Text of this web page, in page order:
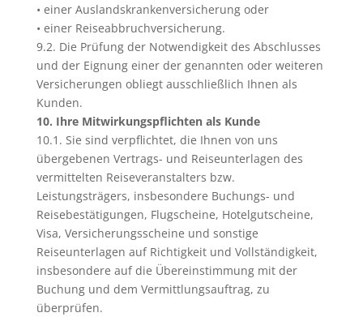
• einer Auslandskrankenversicherung oder
• einer Reiseabbruchversicherung.
9.2. Die Prüfung der Notwendigkeit des Abschlusses
und der Eignung einer der genannten oder weiteren
Versicherungen obliegt ausschließlich Ihnen als
Kunden.
10. Ihre Mitwirkungspflichten als Kunde
10.1. Sie sind verpflichtet, die Ihnen von uns
übergebenen Vertrags- und Reiseunterlagen des
vermittelten Reiseveranstalters bzw.
Leistungsträgers, insbesondere Buchungs- und
Reisebestätigungen, Flugscheine, Hotelgutscheine,
Visa, Versicherungsscheine und sonstige
Reiseunterlagen auf Richtigkeit und Vollständigkeit,
insbesondere auf die Übereinstimmung mit der
Buchung und dem Vermittlungsauftrag, zu
überprüfen.